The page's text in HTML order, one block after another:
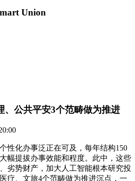
Union
、公共平安3个范畴做为推进
化办事泛正在可及，每年结构150
幅提拔办事效能和程度。此中，这些
劣势财产，加大人工智能根本研究投
疗、文旅4个范畴做为推进沉点，一